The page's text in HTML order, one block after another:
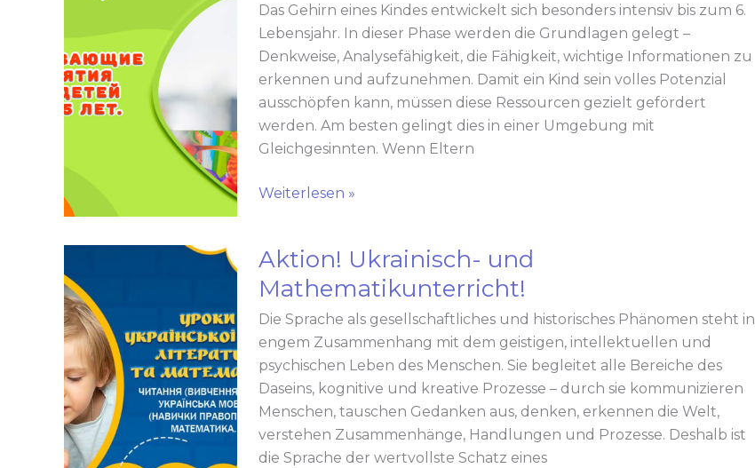
Das Gehirn eines Kindes entwickelt sich besonders intensiv bis zum 6.
Lebensjahr. In dieser Phase werden die Grundlagen gelegt –
Denkweise, Analysefähigkeit, die Fähigkeit, wichtige Informationen zu
erkennen und aufzunehmen. Damit ein Kind sein volles Potenzial
ausschöpfen kann, müssen diese Ressourcen gezielt gefördert
werden. Am besten gelingt dies in einer Umgebung mit
Gleichgesinnten. Wenn Eltern
Weiterlesen »
Aktion! Ukrainisch- und
Mathematikunterricht!
Die Sprache als gesellschaftliches und historisches Phänomen steht in
engem Zusammenhang mit dem geistigen, intellektuellen und
psychischen Leben des Menschen. Sie begleitet alle Bereiche des
Daseins, kognitive und kreative Prozesse – durch sie kommunizieren
Menschen, tauschen Gedanken aus, denken, erkennen die Welt,
verstehen Zusammenhänge, Handlungen und Prozesse. Deshalb ist
die Sprache der wertvollste Schatz eines
Aktion!
Ukrainisch-
und
Mathematikunterricht!